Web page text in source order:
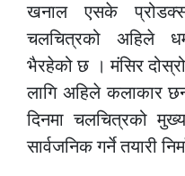
खनाल एसके
चलचित्रको अहिले
भैरहेको छ । मंसिर
लागि अहिले कलाकार
दिनमा चलचित्रको
सार्वजनिक गर्ने तयारी